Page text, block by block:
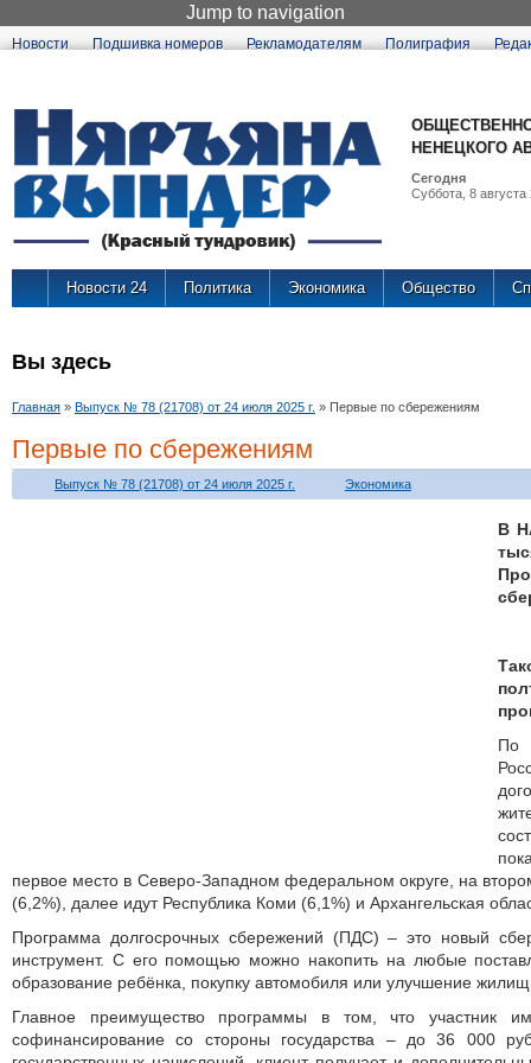
Jump to navigation
Новости Подшивка номеров Рекламодателям Полиграфия
НЕНЕЦКОГО
Сегодня
Суббота, 8 августа
Новости 24 Политика Экономика Общество
Вы здесь
Главная » Выпуск № 78 (21708) от 24 июля 2025 г. » Первые по сбережениям
Первые по сбережениям
Выпуск № 78 (21708) от 24 июля 2025 г. Экономика
В
По
первое место в Северо-Западном федеральном округе, на
(6,2%), далее идут Республика Коми (6,1%) и Архангельская
Программа долгосрочных сбережений (ПДС) – это новый
инструмент. С его помощью можно накопить на любые
образование ребёнка, покупку автомобиля или улучшение
Главное преимущество программы в том, что участник
софинансирование со стороны государства – до 36 000